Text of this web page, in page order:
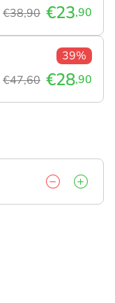
€38,90 €23,90
39%
€47,60 €28,90